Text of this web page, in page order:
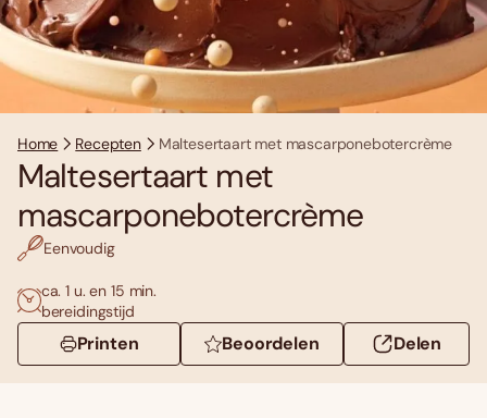
Home Recepten Maltesertaart met mascarponebotercrème
Maltesertaart met
mascarponebotercrème
Eenvoudig
ca. 1 u. en 15 min.
bereidingstijd
Printen Beoordelen Delen